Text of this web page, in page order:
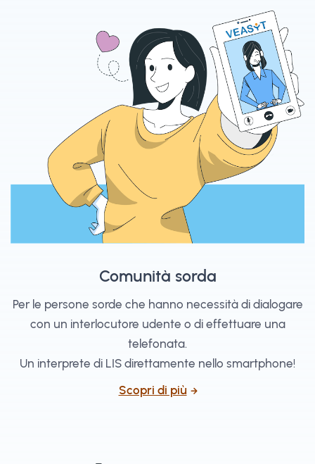
Comunità sorda
Per le persone sorde che hanno necessità di dialogare
con un interlocutore udente o di effettuare una
telefonata.
Un interprete di LIS direttamente nello smartphone!
Scopri di più